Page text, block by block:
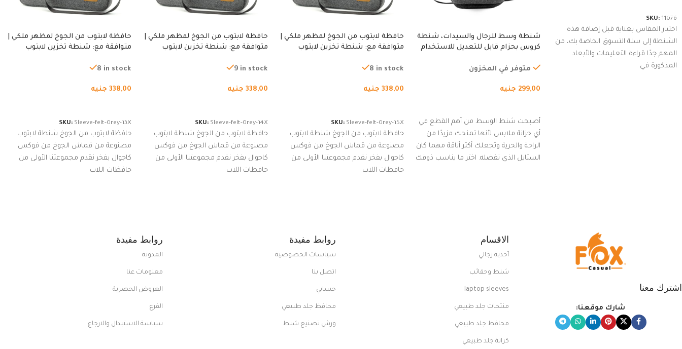
SKU: 11076
اختيار المقاس بعناية قبل إضافة هذه
الشنطة إلى سلة التسوق الخاصة بك، من
المهم جدًا قراءة التعليمات والأبعاد
المذكورة في
شنطة وسط للرجال والسيدات، شنطة
كروس بحزام قابل للتعديل للاستخدام
المشي لمسافات طويلة، وركوب
متوفر في المخزون
299,00 جنيه
أصبحت شنط الوسط من أهم القطع في
أي خزانة ملابس لأنها تمنحك مزيدًا من
الراحة والحرية وتجعلك أكثر أناقة مهما كان
الستايل الذي تفضله. اختر ما يناسب ذوقك
حافظة لابتوب من الجوخ لمظهر ملكي |
متوافقة مع: شنطة تخزين لابتوب
من الجوخ لجهاز نوت بوك والتابلت،
8 in stock
338,00 جنيه
SKU: Sleeve-felt-Grey-15X
حافظة لابتوب من الجوخ شنطة لابتوب
مصنوعة من قماش الجوخ من فوكس
كاجوال بفخر نقدم مجموعتنا الأولى من
حافظات اللاب
حافظة لابتوب من الجوخ لمظهر ملكي |
متوافقة مع: شنطة تخزين لابتوب
من الجوخ لجهاز نوت بوك والتابلت،
9 in stock
338,00 جنيه
SKU: Sleeve-felt-Grey-14X
حافظة لابتوب من الجوخ شنطة لابتوب
مصنوعة من قماش الجوخ من فوكس
كاجوال بفخر نقدم مجموعتنا الأولى من
حافظات اللاب
حافظة لابتوب من الجوخ لمظهر ملكي |
متوافقة مع: شنطة تخزين لابتوب
من الجوخ لجهاز نوت بوك والتابلت،
8 in stock
338,00 جنيه
SKU: Sleeve-felt-Grey-13X
حافظة لابتوب من الجوخ شنطة لابتوب
مصنوعة من قماش الجوخ من فوكس
كاجوال بفخر نقدم مجموعتنا الأولى من
حافظات اللاب
اشترك معنا
شارك موقعنا:
الاقسام
أحذية رجالي
شنط وحقائب
laptop sleeves
منتجات جلد طبيعي
محافظ جلد طبيعي
كراتة جلد طبيعي
روابط مفيدة
سياسات الخصوصية
اتصل بنا
حسابي
محافظ جلد طبيعي
ورش تصنيع شنط
روابط مفيدة
المدونة
معلومات عنا
العروض الحصرية
الفرع
سياسة الاستبدال والارجاع